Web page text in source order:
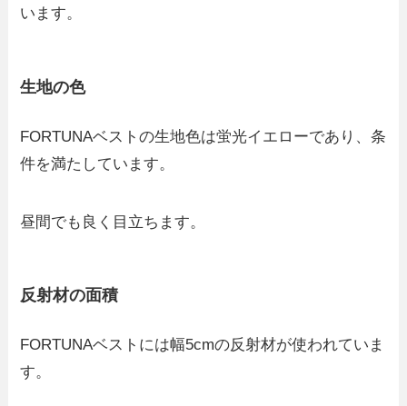
います。
生地の色
FORTUNAベストの生地色は蛍光イエローであり、条
件を満たしています。
昼間でも良く目立ちます。
反射材の面積
FORTUNAベストには幅5cmの反射材が使われていま
す。